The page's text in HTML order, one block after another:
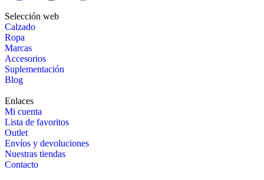
Selección web
Calzado
Ropa
Marcas
Accesorios
Suplementación
Blog
Enlaces
Mi cuenta
Lista de favoritos
Outlet
Envíos y devoluciones
Nuestras tiendas
Contacto